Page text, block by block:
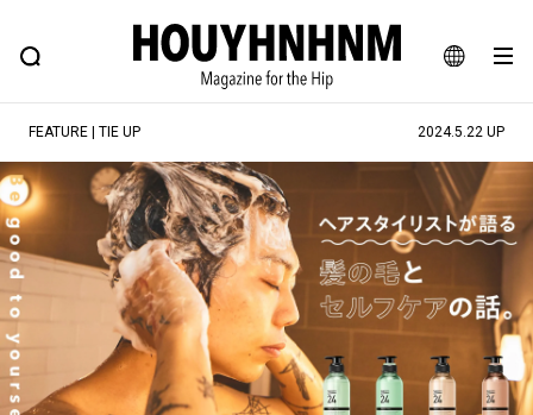
JA
EN
FEATURE BLOG SNAP
ヒップなファッション、カルチャー、ライフスタイルWEBマガジン
#注目のタグ
#SHOPPING ADDICT #憧れの逸品
#ESSENTIAL DESIGNS #古着サミット
#NEW VINTAGE #マイナーグッド図鑑
#路地裏てぃーん。 #MONTHLY JOURNAL
FEATURE | TIE UP 2024.5.22 UP